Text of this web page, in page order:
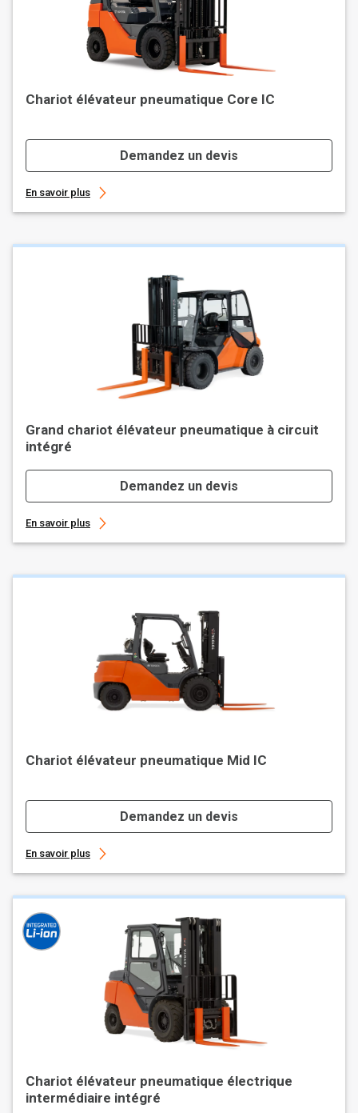
Chariot élévateur pneumatique Core IC
Demandez un devis
En savoir plus
Grand chariot élévateur pneumatique à circuit
intégré
Demandez un devis
En savoir plus
Chariot élévateur pneumatique Mid IC
Demandez un devis
En savoir plus
Chariot élévateur pneumatique électrique
intermédiaire intégré